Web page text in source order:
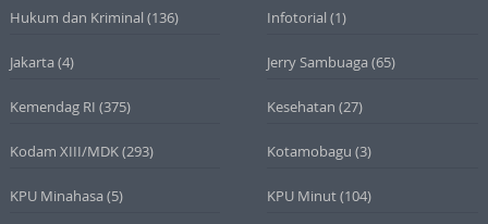
Hukum dan Kriminal (136) Infotorial (1)
Jakarta (4) Jerry Sambuaga (65)
Kemendag RI (375) Kesehatan (27)
Kodam XIII/MDK(293) Kotamobagu (3)
KPU Minahasa (5) KPU Minut(104)